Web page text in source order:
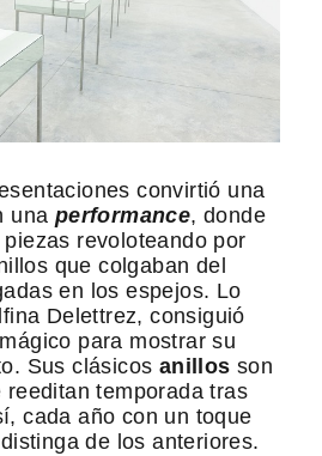
convirtió una
una performance, donde
revoloteando por
que colgaban del
en los espejos. Lo
Delettrez, consiguió
para mostrar su
Sus clásicos anillos son
reeditan temporada tras
cada año con un toque
de los anteriores.